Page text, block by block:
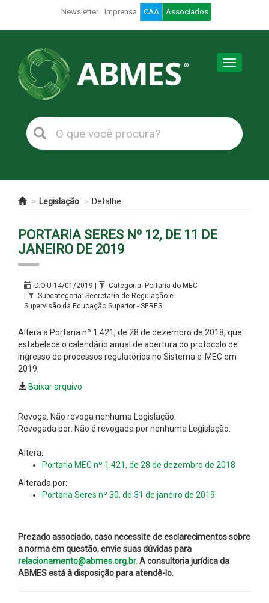
Newsletter Imprensa CAA Associados
Toggle
Legislação Detalhe
PORTARIA SERES Nº 12, DE 11 DE
JANEIRO DE 2019
D.O.U 14/01/2019 |
Categoria: Portaria do MEC
|
Subcategoria: Secretaria de Regulação e
Supervisão da Educação Superior - SERES
Altera a Portaria nº 1.421, de 28 de dezembro de 2018, que
estabelece o calendário anual de abertura do protocolo de
ingresso de processos regulatórios no Sistema e-MEC em
2019.
Baixar arquivo
Revoga: Não revoga nenhuma Legislação.
Revogada por: Não é revogada por nenhuma Legislação.
Altera:
Portaria MEC nº 1.421, de 28 de dezembro de 2018
Alterada por:
Portaria Seres nº 30, de 31 de janeiro de 2019
Prezado associado, caso necessite de esclarecimentos sobre
a norma em questão, envie suas dúvidas para
relacionamento@abmes.org.br.A consultoria jurídica da
ABMES está à disposição para atendê-lo.